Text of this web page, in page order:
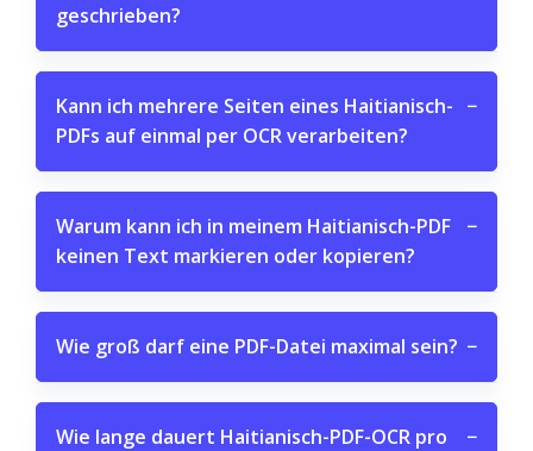
geschrieben?
Kann ich mehrere Seiten eines Haitianisch-
PDFs auf einmal per OCR verarbeiten?
−
Warum kann ich in meinem Haitianisch-PDF
keinen Text markieren oder kopieren?
−
Wie groß darf eine PDF-Datei maximal sein? −
Wie lange dauert Haitianisch-PDF-OCR pro
−